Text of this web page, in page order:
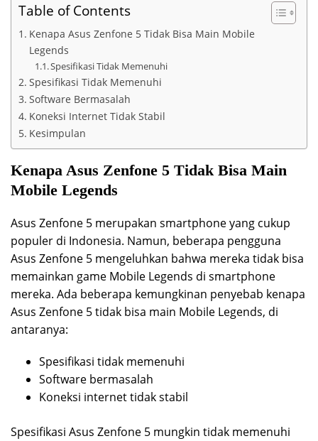
Table of Contents
Kenapa Asus Zenfone 5 Tidak Bisa Main Mobile
Legends
Spesifikasi Tidak Memenuhi
Spesifikasi Tidak Memenuhi
Software Bermasalah
Koneksi Internet Tidak Stabil
Kesimpulan
Kenapa Asus Zenfone 5 Tidak Bisa Main
Mobile Legends
Asus Zenfone 5 merupakan smartphone yang cukup
populer di Indonesia. Namun, beberapa pengguna
Asus Zenfone 5 mengeluhkan bahwa mereka tidak bisa
memainkan game Mobile Legends di smartphone
mereka. Ada beberapa kemungkinan penyebab kenapa
Asus Zenfone 5 tidak bisa main Mobile Legends, di
antaranya:
Spesifikasi tidak memenuhi
Software bermasalah
Koneksi internet tidak stabil
Spesifikasi Asus Zenfone 5 mungkin tidak memenuhi